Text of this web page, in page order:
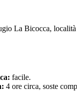
La Bicocca, località
facile.
4 ore circa, soste